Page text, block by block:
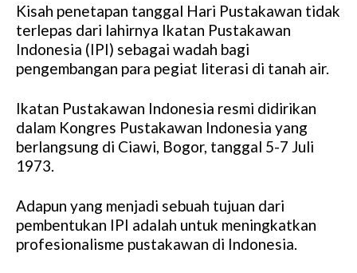
Kisah penetapan tanggal Hari Pustakawan tidak
terlepas dari lahirnya Ikatan Pustakawan
Indonesia (IPI) sebagai wadah bagi
pengembangan para pegiat literasi di tanah air.
Ikatan Pustakawan Indonesia resmi didirikan
dalam Kongres Pustakawan Indonesia yang
berlangsung di Ciawi, Bogor, tanggal 5-7 Juli
1973.
Adapun yang menjadi sebuah tujuan dari
pembentukan IPI adalah untuk meningkatkan
profesionalisme pustakawan di Indonesia.